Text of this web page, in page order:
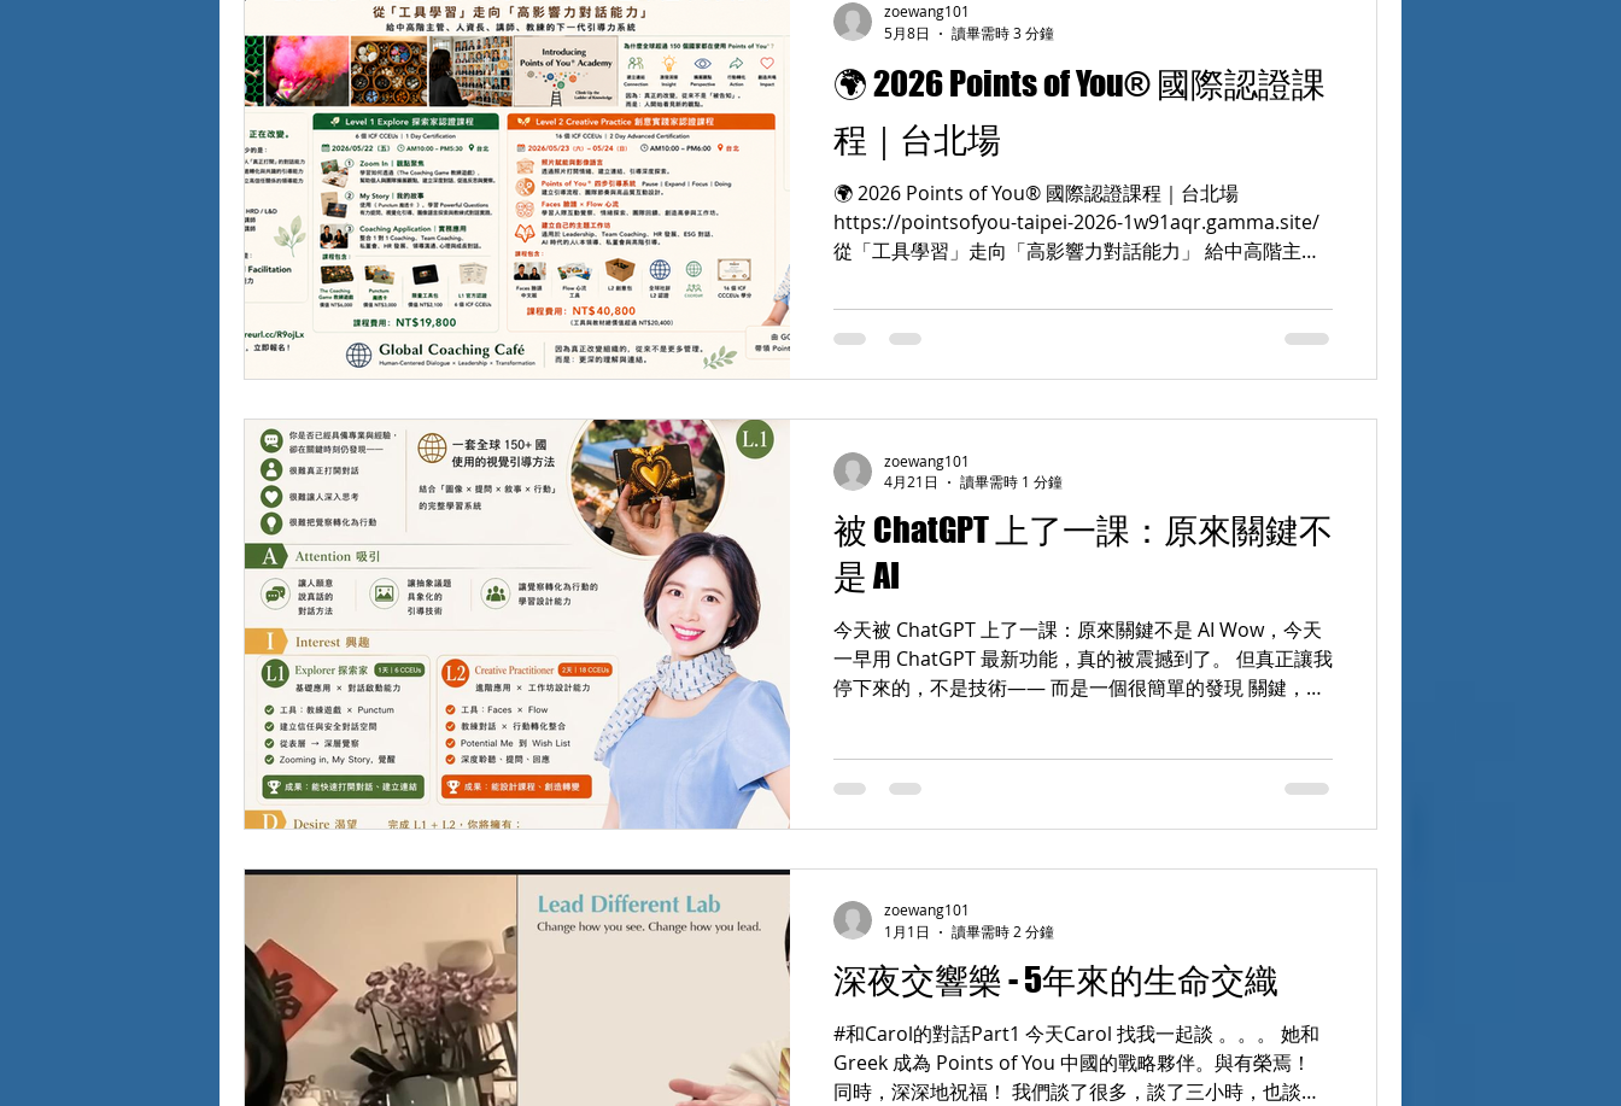
開始做什麼不同？ 這四個問題，也成為整晚學習的主軸。
真正重要的，不是讀完一本書，而是開始重新思考我們帶
領團隊的方式。 我們為什麼而來？ 今晚最喜歡的一個設
計，是先讓大家回答： Why am I Here? 我們先透過 QR
Code 投票，用理性的方式整理自己的學習期待，再運用
Points of You® 圖卡，分享今天為什麼來到這
🌍 2026 Points of You® 國際認證課
程｜台北場
🌍 2026 Points of You® 國際認證課程｜台北場
https://pointsofyou-taipei-2026-1w91aqr.gamma.site/
從「工具學習」走向「高影響力對話能力」 給中高階主
Attention 注意力 AI 時代來了， 但真正稀缺的能力，正在
改變。 企業現在不缺： ❌ 更多資訊 ❌ 更多課程 ❌ 更多工
能力 尤其對： 中高階主管 HR / HRD / L&D 組織發展顧問
企業講師 教練與 Facilitator 而言， 未來最重要的競爭力，
將不只是「專業能力」， 而是： 🌍 Human-Centered
Facilitation 人本引導與深度對話能力 I｜Interest 興趣 為
什麼全球超過 150 個國家都在使用 Points of You®？ 因
為： 真正的改變， 從來不是「被告知」。 而是： ✨ 人開
始看見新的觀點。 Point
zoewang101
5月8日
讀畢需時 3 分鐘
被 ChatGPT 上了一課：原來關鍵不
是 AI
今天被 ChatGPT 上了一課：原來關鍵不是 AI Wow，今天
一早用 ChatGPT 最新功能，真的被震撼到了。 但真正讓我
停下來的，不是技術—— 而是一個很簡單的發現 關鍵，不
是 AI、領導力，還是教練 真正的能力，是讓對話產生深度
讓思考產生轉變。 這也是我持續在教 Points of You® 的原
更有深度 怎麼帶人思考，而不是給答案 怎麼讓學習真正產
生改變 那你會很適合這堂 Points of You® L1 + L2 教練學
習之旅 — 從覺察開始，走向影響力。 你現在比較卡的是哪
一個？ A｜打開對話 B｜讓人說真話 C｜讓覺察變行動 留一
個字母，我回你 報名連結 https://reurl.cc/R9ojLx
WeChat｜coachzoe LINE｜co
zoewang101
4月21日
讀畢需時 1 分鐘
深夜交響樂 - 5年來的生命交織
#和Carol的對話Part1 今天Carol 找我一起談 。。。 她和
Greek 成為 Points of You 中國的戰略夥伴。與有榮焉！
同時，深深地祝福！ 我們談了很多，談了三小時，也談到
zoewang101
1月1日
讀畢需時 2 分鐘